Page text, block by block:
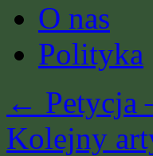
O nas
Polityka
← Petycja
Kolejny